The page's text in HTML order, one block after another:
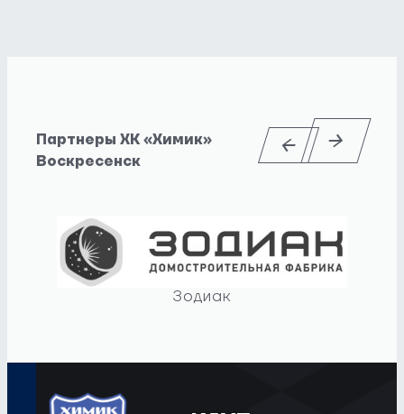
Партнеры ХК «Химик»
Воскресенск
Зодиак